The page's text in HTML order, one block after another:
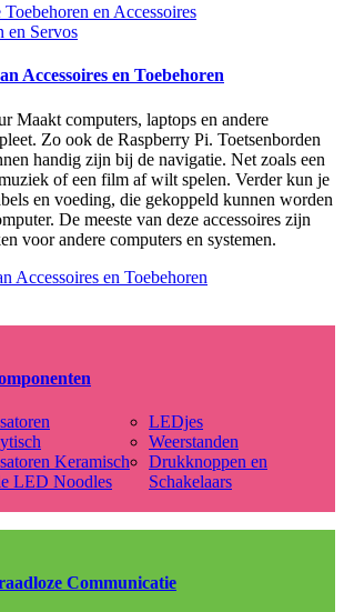
en Accessoires
en Servos
Accessoires en Toebehoren
Maakt computers, laptops en andere
Zo ook de Raspberry Pi. Toetsenborden
handig zijn bij de navigatie. Net zoals een
of een film af wilt spelen. Verder kun je
en voeding, die gekoppeld kunnen worden
De meeste van deze accessoires zijn
voor andere computers en systemen.
Accessoires en Toebehoren
Keramisch
LED Noodles
LEDjes
Weerstanden
Drukknoppen en
Schakelaars
Communicatie